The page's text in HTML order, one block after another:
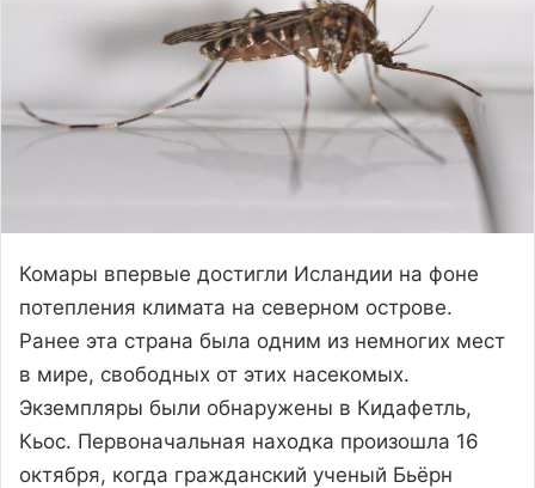
Комары впервые достигли Исландии на фоне
потепления климата на северном острове.
Ранее эта страна была одним из немногих мест
в мире, свободных от этих насекомых.
Экземпляры были обнаружены в Кидафетль,
Кьос. Первоначальная находка произошла 16
октября, когда гражданский ученый Бьёрн